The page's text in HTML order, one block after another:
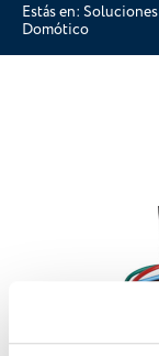
Estás en: Soluciones
Domótico